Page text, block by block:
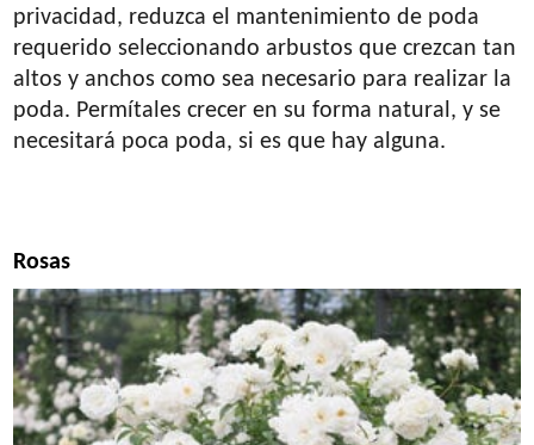
privacidad, reduzca el mantenimiento de poda
requerido seleccionando arbustos que crezcan tan
altos y anchos como sea necesario para realizar la
poda. Permítales crecer en su forma natural, y se
necesitará poca poda, si es que hay alguna.
Rosas